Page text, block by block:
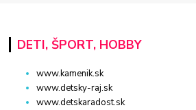
DETI, ŠPORT, HOBBY
www.kamenik.sk
www.detsky-raj.sk
www.detskaradost.sk